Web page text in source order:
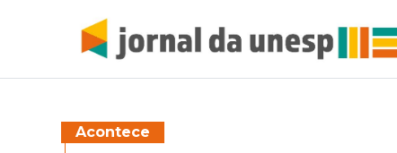
Acontece